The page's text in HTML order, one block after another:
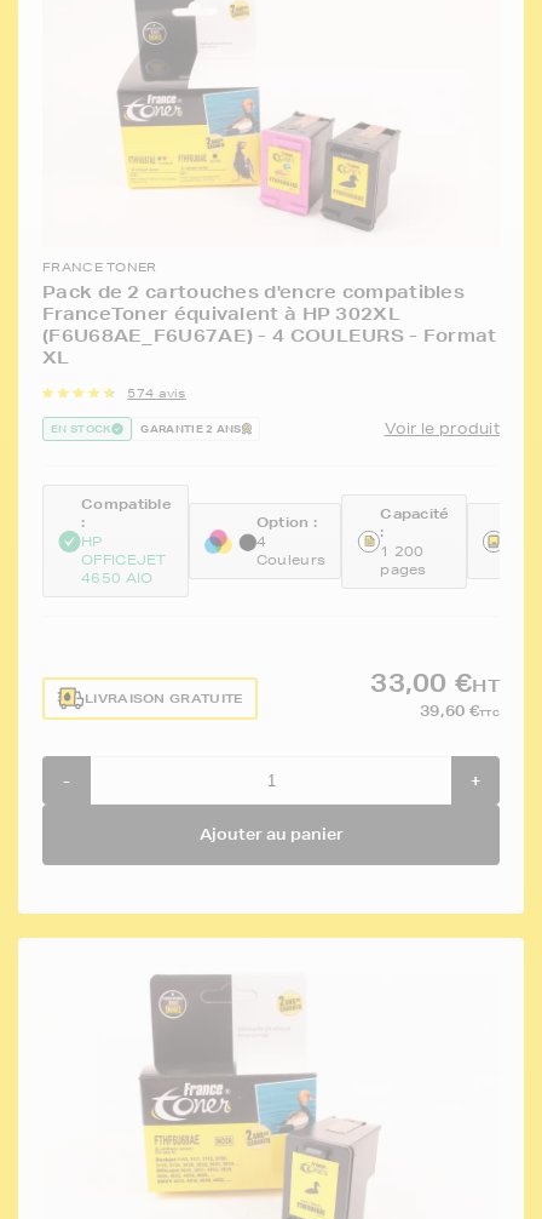
FRANCE TONER
Pack de 2 cartouches d'encre compatibles
FranceToner équivalent à HP 302XL
(F6U68AE_F6U67AE) - 4 COULEURS - Format
XL
574 avis
EN STOCK GARANTIE 2 ANS Voir le produit
Compatible
:
HP
OFFICEJET
4650 AIO
Option :
4
Couleurs
Capacité
:
1 200
pages
LIVRAISON GRATUITE
33,00 €HT
39,60 €TTC
- +
Ajouter au panier